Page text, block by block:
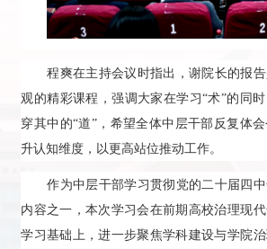
程爽在主持会议时指出，谢院长的报
观的精彩课程，强调大家在学习“术”的同
穿其中的“道”，希望全体中层干部反复体
升认知维度，以更高站位推动工作。
作为中层干部学习贯彻党的二十届四
内容之一，本次学习会在前期高校治理现
学习基础上，进一步聚焦学科建设与学院